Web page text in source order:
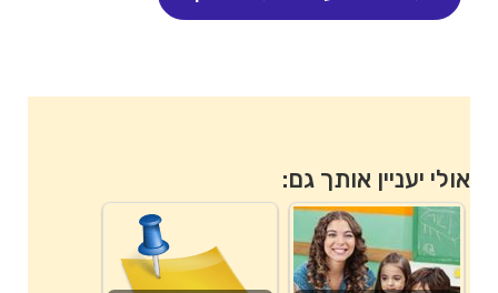
אולי יעניין אותך גם: